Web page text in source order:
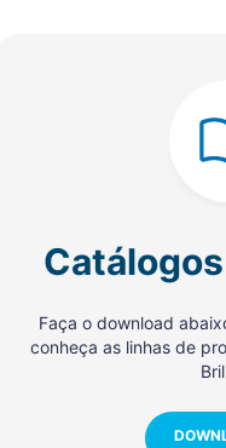
Faça o download
conheça as linhas de